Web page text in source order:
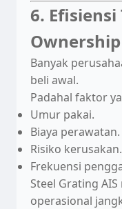
6.
Ownership
Banyak
beli awal.
Padahal faktor
Umur pakai.
Biaya perawatan.
Risiko kerusakan.
Frekuensi
Steel Grating
operasional